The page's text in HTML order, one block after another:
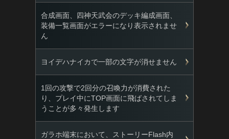
合成画面、四神天武会のデッキ編成画面、
装備一覧画面がエラーになり表示されませ
ん
ヨイデハナイカで一部の文字が消せません
1回の攻撃で2回分の召喚力が消費された
り、プレイ中にTOP画面に飛ばされてしま
うことが多々発生します
ガラホ端末において、ストーリーFlash内